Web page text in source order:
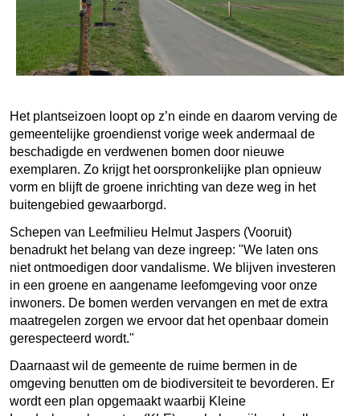
Het plantseizoen loopt op z’n einde en daarom verving de
gemeentelijke groendienst vorige week andermaal de
beschadigde en verdwenen bomen door nieuwe
exemplaren. Zo krijgt het oorspronkelijke plan opnieuw
vorm en blijft de groene inrichting van deze weg in het
buitengebied gewaarborgd.
Schepen van Leefmilieu Helmut Jaspers (Vooruit)
benadrukt het belang van deze ingreep: "We laten ons
niet ontmoedigen door vandalisme. We blijven investeren
in een groene en aangename leefomgeving voor onze
inwoners. De bomen werden vervangen en met de extra
maatregelen zorgen we ervoor dat het openbaar domein
gerespecteerd wordt."
Daarnaast wil de gemeente de ruime bermen in de
omgeving benutten om de biodiversiteit te bevorderen. Er
wordt een plan opgemaakt waarbij Kleine